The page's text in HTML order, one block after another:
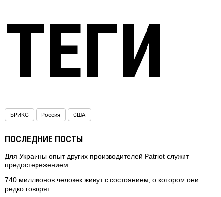
ТЕГИ
БРИКС Россия США
ПОСЛЕДНИЕ ПОСТЫ
Для Украины опыт других производителей Patriot служит
предостережением
740 миллионов человек живут с состоянием, о котором они
редко говорят